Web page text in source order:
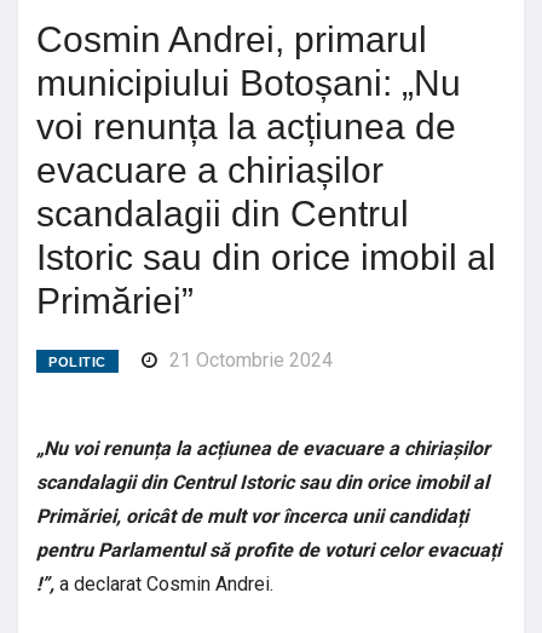
Cosmin Andrei, primarul
municipiului Botoșani: „Nu
voi renunța la acțiunea de
evacuare a chiriașilor
scandalagii din Centrul
Istoric sau din orice imobil al
Primăriei”
POLITIC 21 Octombrie 2024
„Nu voi renunța la acțiunea de evacuare a chiriașilor
scandalagii din Centrul Istoric sau din orice imobil al
Primăriei, oricât de mult vor încerca unii candidați
pentru Parlamentul să profite de voturi celor evacuați
!”, a declarat Cosmin Andrei.